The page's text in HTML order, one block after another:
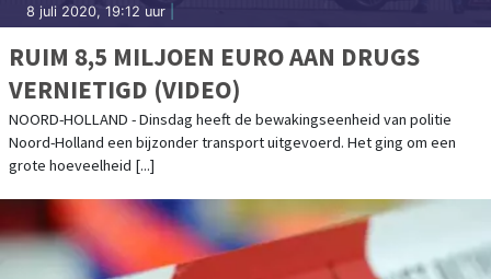
8 juli 2020, 19:12 uur
RUIM 8,5 MILJOEN EURO AAN DRUGS
VERNIETIGD (VIDEO)
NOORD-HOLLAND - Dinsdag heeft de bewakingseenheid van politie
Noord-Holland een bijzonder transport uitgevoerd. Het ging om een
grote hoeveelheid [...]